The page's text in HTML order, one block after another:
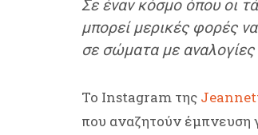
Σε έναν κόσμο όπου οι
μπορεί μερικές φορές
σε σώματα με αναλογίες
Το Instagram της
που αναζητούν έμπνευση